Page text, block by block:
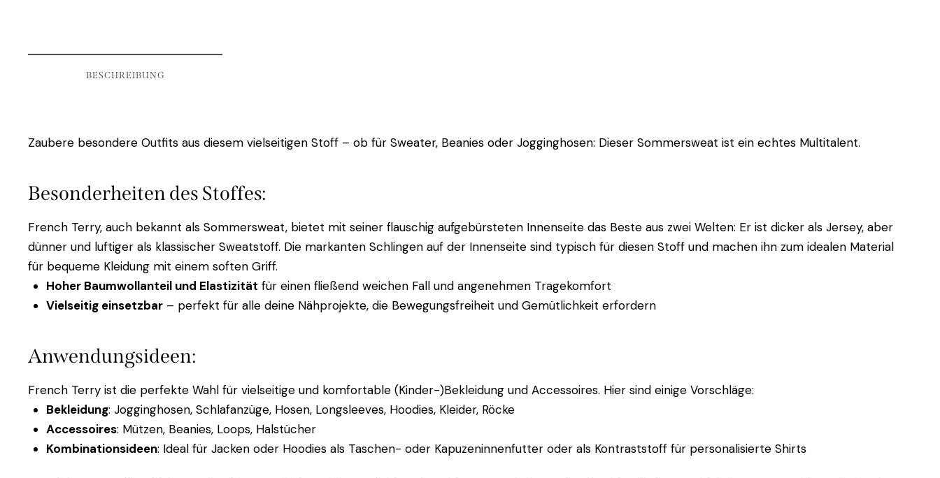
BESCHREIBUNG
Zaubere besondere Outfits aus diesem vielseitigen Stoff – ob für Sweater, Beanies oder Jogginghosen: Dieser Sommersweat ist ein echtes Multitalent.
Besonderheiten des Stoffes:
French Terry, auch bekannt als Sommersweat, bietet mit seiner flauschig aufgebürsteten Innenseite das Beste aus zwei Welten: Er ist dicker als Jersey, aber
dünner und luftiger als klassischer Sweatstoff. Die markanten Schlingen auf der Innenseite sind typisch für diesen Stoff und machen ihn zum idealen Material
für bequeme Kleidung mit einem soften Griff.
Hoher Baumwollanteil und Elastizität für einen fließend weichen Fall und angenehmen Tragekomfort
Vielseitig einsetzbar– perfekt für alle deine Nähprojekte, die Bewegungsfreiheit und Gemütlichkeit erfordern
Anwendungsideen:
French Terry ist die perfekte Wahl für vielseitige und komfortable (Kinder-)Bekleidung und Accessoires. Hier sind einige Vorschläge:
Bekleidung: Jogginghosen, Schlafanzüge, Hosen, Longsleeves, Hoodies, Kleider, Röcke
Accessoires: Mützen, Beanies, Loops, Halstücher
Kombinationsideen: Ideal für Jacken oder Hoodies als Taschen- oder Kapuzeninnenfutter oder als Kontraststoff für personalisierte Shirts